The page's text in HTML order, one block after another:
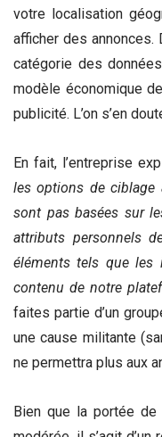
votre localisation
afficher des annonces.
catégorie des
modèle économique
publicité. L’on s’en
En fait, l’entreprise
les options de ciblage
sont pas basées sur
attributs personnels
éléments tels que les
contenu de notre
faites partie d’un
une cause militante
ne permettra plus aux
Bien que la portée